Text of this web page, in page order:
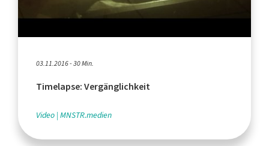
03.11.2016 - 30 Min.
Timelapse: Vergänglichkeit
Video MNSTR.medien